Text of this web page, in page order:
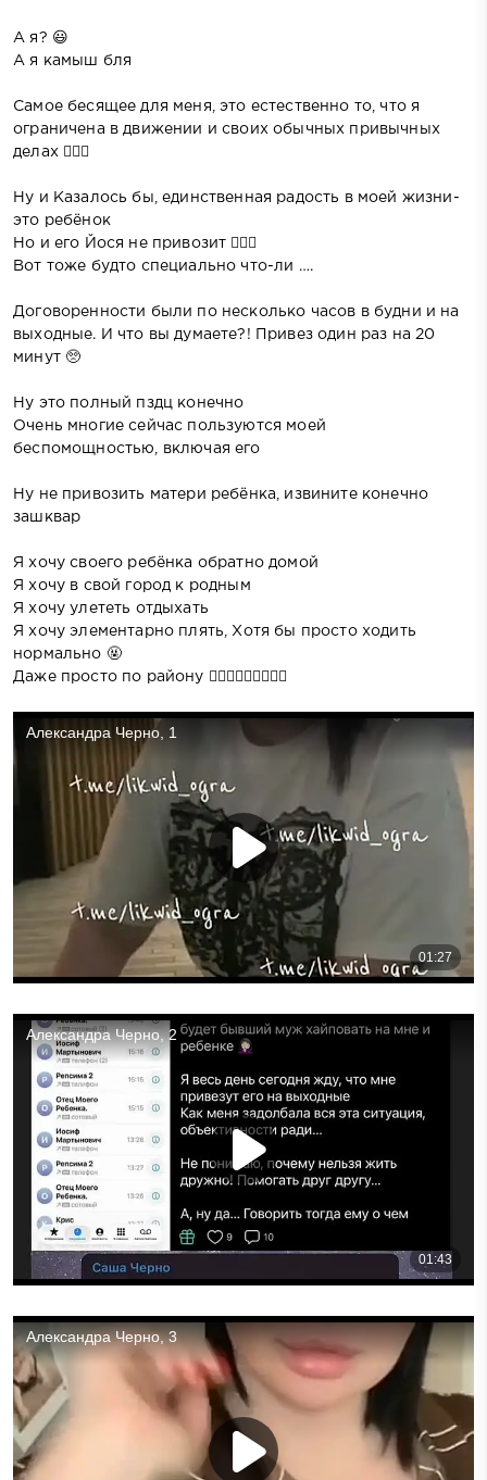
А я? 😃
А я камыш бля
Самое бесящее для меня, это естественно то, что я
ограничена в движении и своих обычных привычных
делах 🤦🏻‍♀️
Ну и Казалось бы, единственная радость в моей жизни-
это ребёнок
Но и его Йося не привозит 🤦🏻‍♀️
Вот тоже будто специально что-ли ….
Договоренности были по несколько часов в будни и на
выходные. И что вы думаете?! Привез один раз на 20
минут 🥺
Ну это полный пздц конечно
Очень многие сейчас пользуются моей
беспомощностью, включая его
Ну не привозить матери ребёнка, извините конечно
зашквар
Я хочу своего ребёнка обратно домой
Я хочу в свой город к родным
Я хочу улететь отдыхать
Я хочу элементарно плять, Хотя бы просто ходить
нормально 🤬
Даже просто по району 🤦🏻‍♀️🤦🏻‍♀️🤦🏻‍♀️